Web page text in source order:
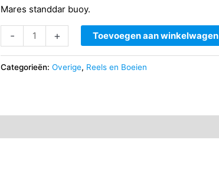
Mares standdar buoy.
-
Buoy
Standaard
Inflatable
+ Toevoegen aan winkelwagen
Categorieën: Overige, Reels en Boeien